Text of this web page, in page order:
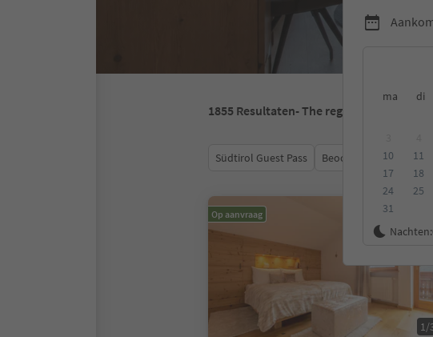
ma di
10
11
17
18
24
25
31
Nachten:
1855 Resultaten- The region Dolomites
Südtirol Guest Pass Beoordeling
Op aanvraag
1/